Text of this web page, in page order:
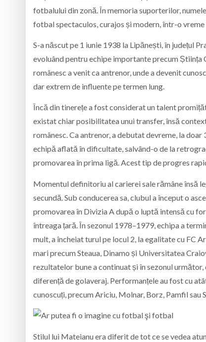
fotbalului din zonă. În memoria suporterilor,
fotbal spectaculos, curajos și modern, într-o vreme
S-a născut pe 1 iunie 1938 la Lipănești, în județul
evoluând pentru echipe importante precum
românesc a venit ca antrenor, unde a devenit
dar extrem de influente pe termen lung.
Încă din tinerețe a fost considerat un talent
existat chiar posibilitatea unui transfer, însă
românesc. Ca antrenor, a debutat devreme, la
echipă aflată în dificultate, salvând-o de la
promovarea în prima ligă. Acest tip de progres
Momentul definitoriu al carierei sale rămâne însă
secundă. Sub conducerea sa, clubul a început o
promovarea în Divizia A după o luptă intensă cu
întreaga țară. În sezonul 1978–1979, echipa a
mult, a încheiat turul pe locul 2, la egalitate cu FC
mari precum Steaua, Dinamo și Universitatea
rezultatelor bune a continuat și în sezonul
diferență de golaveraj. Performanțele au fost cu
cunoscuți, precum Ariciu, Molnar, Borz, Pamfil sau
Stilul lui Mateianu era diferit de tot ce se vedea